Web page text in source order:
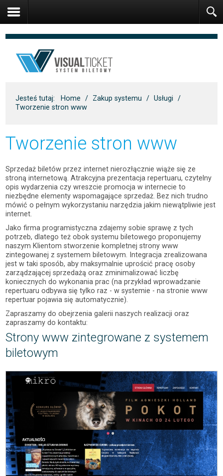
Jesteś tutaj: Home / Zakup systemu / Usługi
/
Tworzenie stron www
Tworzenie stron www
Sprzedaż biletów przez internet nierozłącznie wiąże się ze
stroną internetową. Atrakcyjna prezentacja repertuaru, czytelny
opis wydarzenia czy wreszcie promocja w internecie to
niezbędne elementy wspomagające sprzedaż. Bez nich trudno
mówić o pełnym wykorzystaniu narzędzia jakim niewątpliwie jest
internet.
Jako firma programistyczna zdajemy sobie sprawę z tych
potrzeb, dlatego też obok systemu biletowego proponujemy
naszym Klientom stworzenie kompletnej strony www
zintegowanej z systemem biletowym. Integracja zrealizowana
jest w taki sposób, aby maksymalnie uprościć pracę osoby
zarządzającej sprzedażą oraz zminimalizować liczbę
koniecznych do wykonania prac (na przykład wprowadzanie
repertuaru odbywa się tylko raz - w systemie - na stronie www
repertuar pojawia się automatycznie).
Zapraszamy do obejrzenia galerii naszych realizacji oraz
zapraszamy do kontaktu:
Strony www zintegrowane z systemem
biletowym